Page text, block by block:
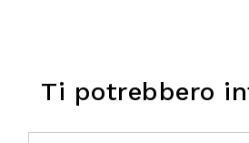
Ti potrebbero